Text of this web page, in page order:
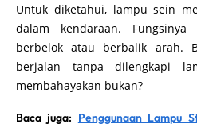
Untuk diketahui, lampu sein
dalam kendaraan.
berbelok atau berbalik arah.
berjalan tanpa dilengkapi
membahayakan bukan?
Baca juga: Penggunaan Lampu